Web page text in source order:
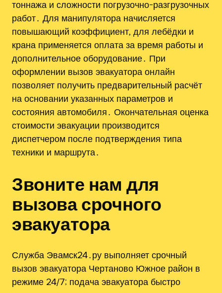
тоннажа и сложности погрузочно-разгрузочных
работ․ Для манипулятора начисляется
повышающий коэффициент‚ для лебёдки и
крана применяется оплата за время работы и
дополнительное оборудование․ При
оформлении вызов эвакуатора онлайн
позволяет получить предварительный расчёт
на основании указанных параметров и
состояния автомобиля․ Окончательная оценка
стоимости эвакуации производится
диспетчером после подтверждения типа
техники и маршрута․
Звоните нам для
вызова срочного
эвакуатора
Служба Эвамск24․ру выполняет срочный
вызов эвакуатора Чертаново Южное район в
режиме 24/7; подача эвакуатора быстро